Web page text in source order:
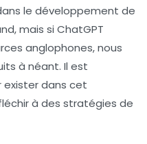
le développement de
, mais si ChatGPT
anglophones, nous
à néant. Il est
dans cet
à des stratégies de